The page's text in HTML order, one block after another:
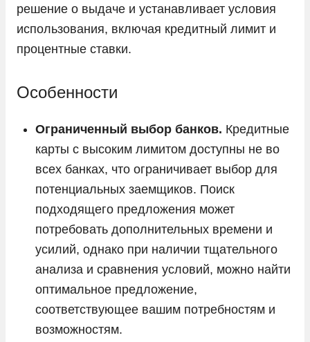
решение о выдаче и устанавливает условия
использования, включая кредитный лимит и
процентные ставки.
Особенности
Ограниченный выбор банков. Кредитные
карты с высоким лимитом доступны не во
всех банках, что ограничивает выбор для
потенциальных заемщиков. Поиск
подходящего предложения может
потребовать дополнительных времени и
усилий, однако при наличии тщательного
анализа и сравнения условий, можно найти
оптимальное предложение,
соответствующее вашим потребностям и
возможностям.